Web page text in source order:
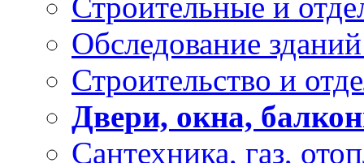
Строительные и
Обследование
Строительство и
Двери, окна,
Сантехника, газ,